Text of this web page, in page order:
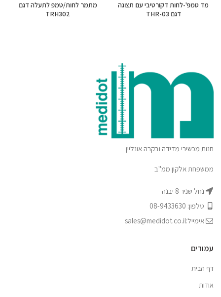
מד טמפ'-לחות דקורטיבי עם תצוגה
דגם THR-03
מתמר לחות/טמפ לתעלה דגם
TRH302
חנות מכשירי מדידה ובקרה אונליין
ממשפחת אלקון ממ"ב
נחל שניר 8 יבנה
טלפון: 08-9433630
אימייל:sales@medidot.co.il
עמודים
דף הבית
אודות